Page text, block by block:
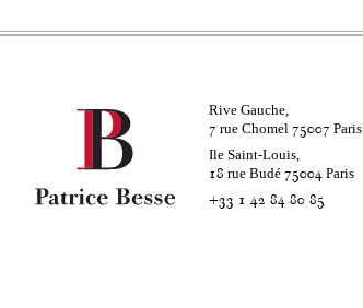
Rive Gauche,
7 rue Chomel 75007 Paris
Ile Saint-Louis,
18 rue Budé 75004Paris
+33 1 42 84 80 85